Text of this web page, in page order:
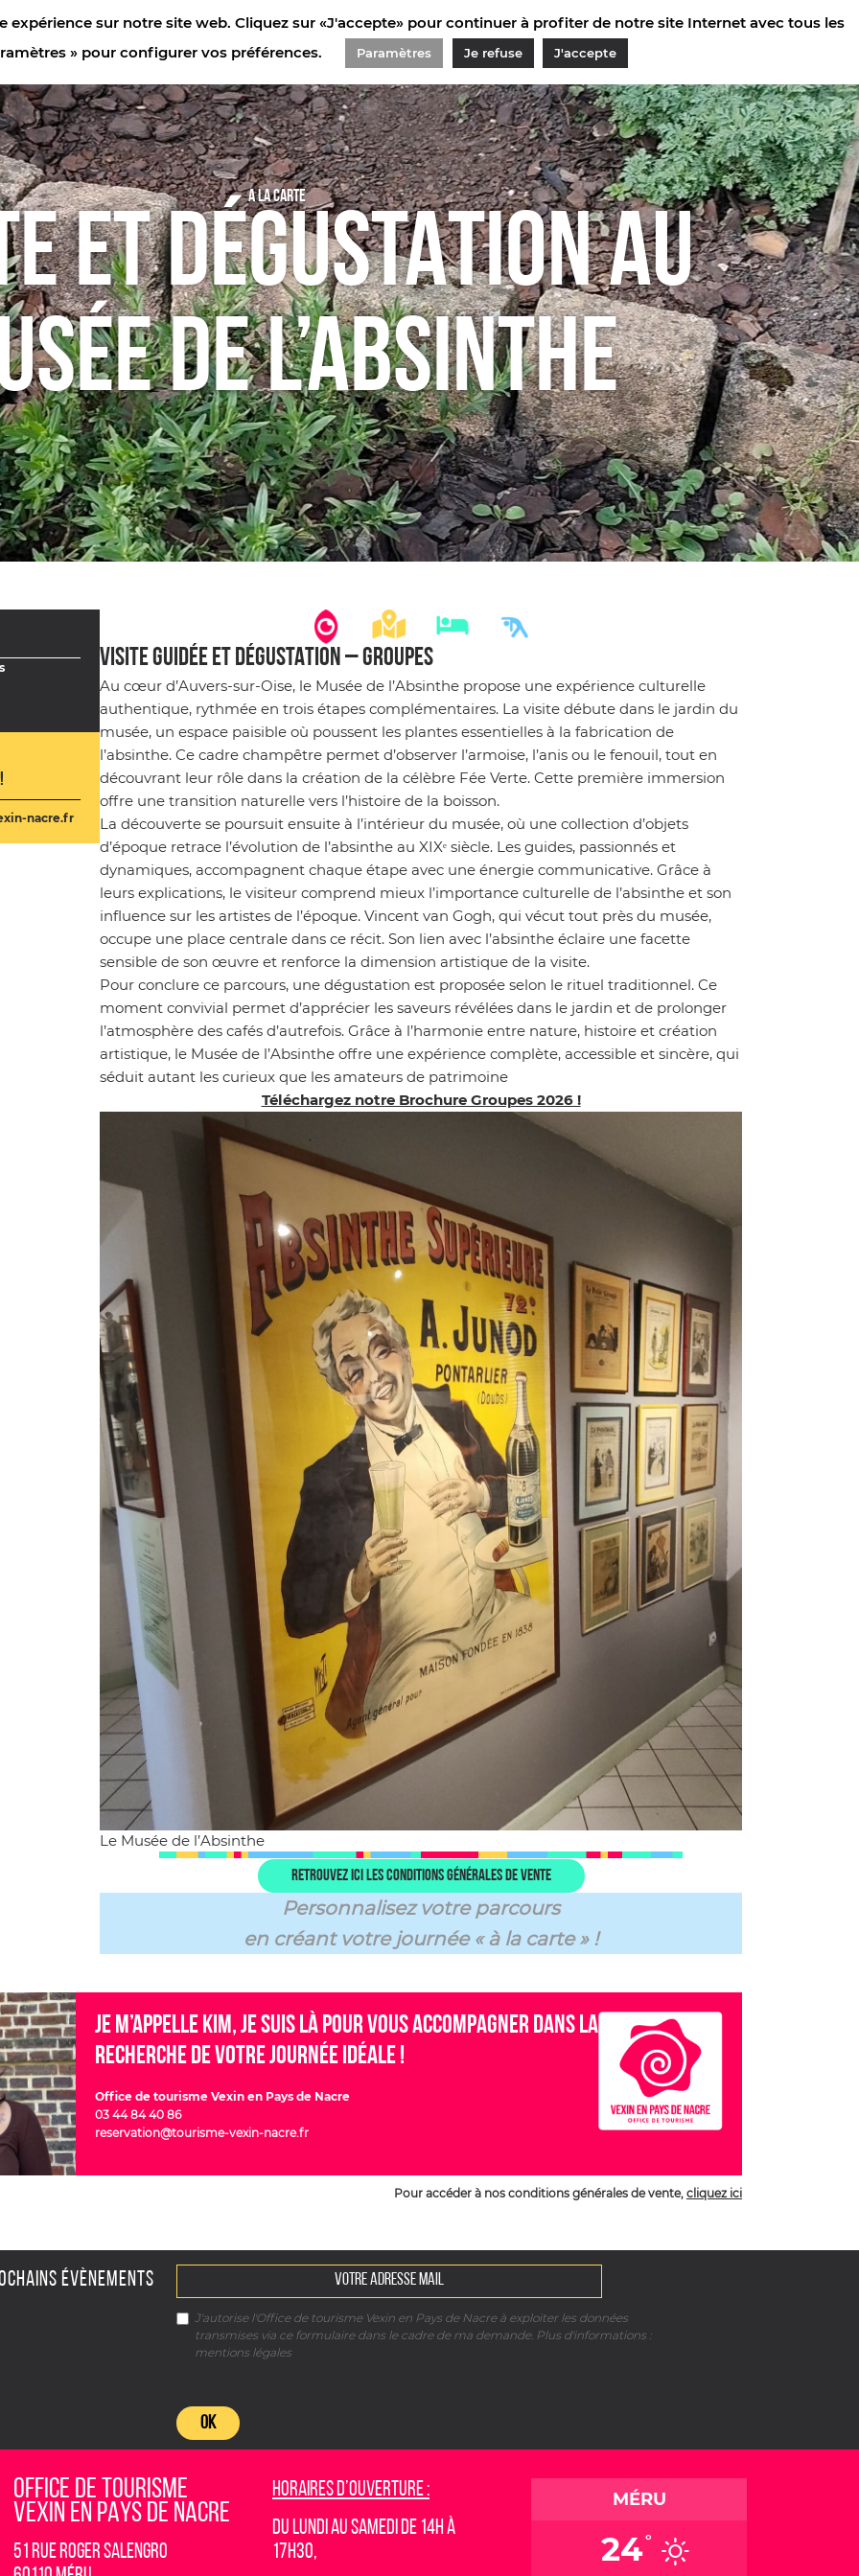
DE L’ABSINTHE
A la carte
ET DÉGUSTATION AU
DE L’ABSINTHE
VISITE GUIDÉE ET DÉGUSTATION – GROUPES
Au cœur d’Auvers‑sur‑Oise, le Musée de l’Absinthe propose une expérience culturelle
authentique, rythmée en trois étapes complémentaires. La visite débute dans le jardin du
musée, un espace paisible où poussent les plantes essentielles à la fabrication de
l’absinthe. Ce cadre champêtre permet d’observer l’armoise, l’anis ou le fenouil, tout en
découvrant leur rôle dans la création de la célèbre Fée Verte. Cette première immersion
offre une transition naturelle vers l’histoire de la boisson.
La découverte se poursuit ensuite à l’intérieur du musée, où une collection d’objets
d’époque retrace l’évolution de l’absinthe au XIXᵉ siècle. Les guides, passionnés et
dynamiques, accompagnent chaque étape avec une énergie communicative. Grâce à
leurs explications, le visiteur comprend mieux l’importance culturelle de l’absinthe et son
influence sur les artistes de l’époque. Vincent van Gogh, qui vécut tout près du musée,
occupe une place centrale dans ce récit. Son lien avec l’absinthe éclaire une facette
sensible de son œuvre et renforce la dimension artistique de la visite.
Pour conclure ce parcours, une dégustation est proposée selon le rituel traditionnel. Ce
moment convivial permet d’apprécier les saveurs révélées dans le jardin et de prolonger
l’atmosphère des cafés d’autrefois. Grâce à l’harmonie entre nature, histoire et création
artistique, le Musée de l’Absinthe offre une expérience complète, accessible et sincère, qui
séduit autant les curieux que les amateurs de patrimoine
Téléchargez notre Brochure Groupes 2026 !
Le Musée de l’Absinthe
Retrouvez ici les conditions générales de vente
Personnalisez votre parcours
en créant votre journée « à la carte » !
nacre.fr
Je m’appelle Kim, je suis là pour vous accompagner dans la
recherche de votre journée idéale !
Office de tourisme Vexin en Pays de Nacre
03 44 84 40 86
reservation@tourisme-vexin-nacre.fr
Pour accéder à nos conditions générales de vente, cliquez ici
ÉVÈNEMENTS
J'autorise l'Office de tourisme Vexin en Pays de Nacre à exploiter les données
transmises via ce formulaire dans le cadre de ma demande. Plus d'informations :
mentions légales
OK
OFFICE DE TOURISME
VEXIN EN PAYS DE NACRE
51 rue Roger Salengro
Horaires d’ouverture :
Du lundi au samedi de 14h à
17h30,
MÉRU
24°
sur notre site web. Cliquez sur «J'accepte» pour continuer à profiter de notre site Internet avec tous les
» pour configurer vos préférences.
Paramètres Je refuse J'accepte